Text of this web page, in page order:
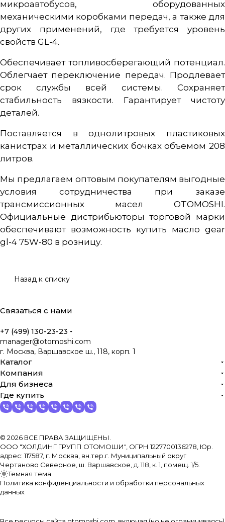
микроавтобусов, оборудованных
механическими коробками передач, а также для
других применений, где требуется уровень
свойств GL-4.
Обеспечивает топливосберегающий потенциал.
Облегчает переключение передач. Продлевает
срок службы всей системы. Сохраняет
стабильность вязкости. Гарантирует чистоту
деталей.
Поставляется в однолитровых пластиковых
канистрах и металлических бочках объемом 208
литров.
Мы предлагаем оптовым покупателям выгодные
условия сотрудничества при заказе
трансмиссионных масел OTOMOSHI.
Официальные дистрибьюторы торговой марки
обеспечивают возможность купить масло gear
gl-4 75W-80 в розницу.
Назад к списку
Связаться с нами
+7 (499) 130-23-23
manager@otomoshi.com
г. Москва, Варшавское ш., 118, корп. 1
Каталог
Компания
Для бизнеса
Где купить
© 2026 ВСЕ ПРАВА ЗАЩИЩЕНЫ.
ООО "ХОЛДИНГ ГРУПП ОТОМОШИ", ОГРН 1227700136278, Юр.
адрес: 117587, г. Москва, вн.тер.г. Муниципальный округ
Чертаново Северное, ш. Варшавское, д. 118, к. 1, помещ. 1/5.
Темная тема
Политика конфиденциальности и обработки персональных
данных